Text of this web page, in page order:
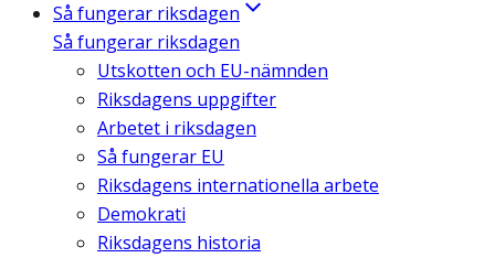
Så fungerar riksdagen
Så fungerar riksdagen
Utskotten och EU-nämnden
Riksdagens uppgifter
Arbetet i riksdagen
Så fungerar EU
Riksdagens internationella arbete
Demokrati
Riksdagens historia